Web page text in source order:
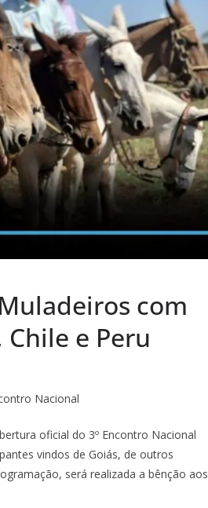
com
e Peru
Nacional
oficial do 3º Encontro Nacional
vindos de Goiás, de outros
será realizada a bênção aos